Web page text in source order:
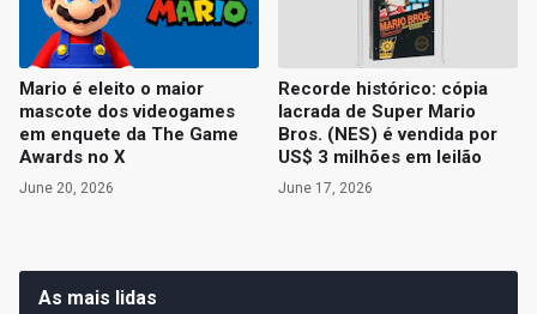
Mario é eleito o maior
mascote dos videogames
em enquete da The Game
Awards no X
June 20, 2026
Recorde histórico: cópia
lacrada de Super Mario
Bros. (NES) é vendida por
US$ 3 milhões em leilão
June 17, 2026
As mais lidas